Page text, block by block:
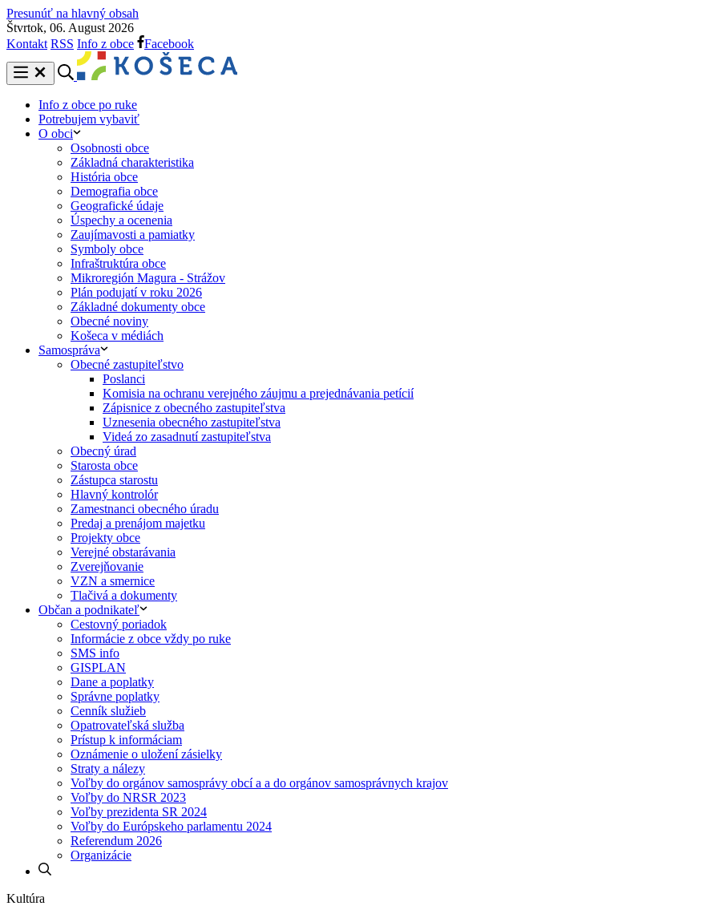
Presunúť na hlavný obsah
Štvrtok, 06. August 2026
Kontakt RSS Info z obce Facebook
Info z obce po ruke
Potrebujem vybaviť
O obci
Osobnosti obce
Základná charakteristika
História obce
Demografia obce
Geografické údaje
Úspechy a ocenenia
Zaujímavosti a pamiatky
Symboly obce
Infraštruktúra obce
Mikroregión Magura - Strážov
Plán podujatí v roku 2026
Základné dokumenty obce
Obecné noviny
Košeca v médiách
Samospráva
Obecné zastupiteľstvo
Poslanci
Komisia na ochranu verejného záujmu a prejednávania petícií
Zápisnice z obecného zastupiteľstva
Uznesenia obecného zastupiteľstva
Videá zo zasadnutí zastupiteľstva
Obecný úrad
Starosta obce
Zástupca starostu
Hlavný kontrolór
Zamestnanci obecného úradu
Predaj a prenájom majetku
Projekty obce
Verejné obstarávania
Zverejňovanie
VZN a smernice
Tlačivá a dokumenty
Občan a podnikateľ
Cestovný poriadok
Informácie z obce vždy po ruke
SMS info
GISPLAN
Dane a poplatky
Správne poplatky
Cenník služieb
Opatrovateľská služba
Prístup k informáciam
Oznámenie o uložení zásielky
Straty a nálezy
Voľby do orgánov samosprávy obcí a a do orgánov samosprávnych krajov
Voľby do NRSR 2023
Voľby prezidenta SR 2024
Voľby do Európskeho parlamentu 2024
Referendum 2026
Organizácie
Kultúra